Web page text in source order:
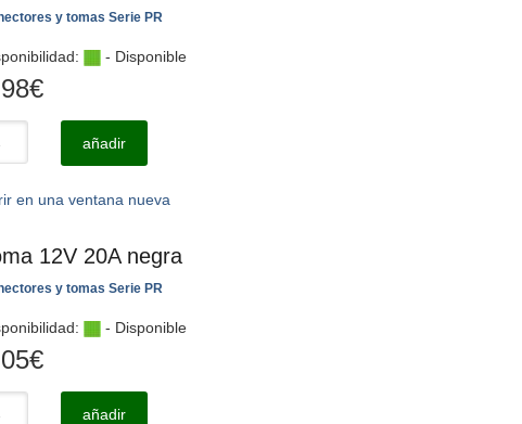
y tomas Serie PR
- Disponible
€
añadir
en una ventana nueva
12V 20A negra
y tomas Serie PR
- Disponible
€
añadir